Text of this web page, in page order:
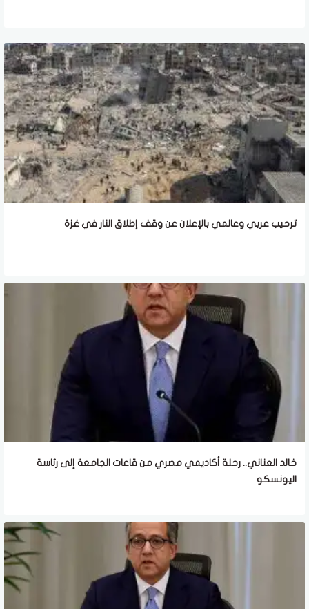
ترحيب عربي وعالمي بالإعلان عن وقف إطلاق النار في غزة
خالد العناني.. رحلة أكاديمي مصري من قاعات الجامعة إلى رئاسة
اليونسكو